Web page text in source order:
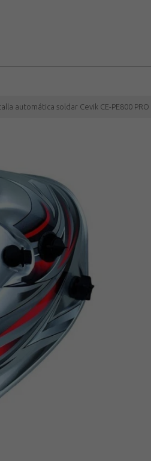
automática soldar Cevik CE-PE800 PRO